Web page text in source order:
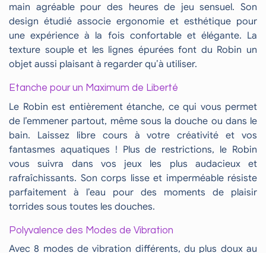
main agréable pour des heures de jeu sensuel. Son
design étudié associe ergonomie et esthétique pour
une expérience à la fois confortable et élégante. La
texture souple et les lignes épurées font du Robin un
objet aussi plaisant à regarder qu’à utiliser.
Etanche pour un Maximum de Liberté
Le Robin est entièrement étanche, ce qui vous permet
de l’emmener partout, même sous la douche ou dans le
bain. Laissez libre cours à votre créativité et vos
fantasmes aquatiques ! Plus de restrictions, le Robin
vous suivra dans vos jeux les plus audacieux et
rafraîchissants. Son corps lisse et imperméable résiste
parfaitement à l’eau pour des moments de plaisir
torrides sous toutes les douches.
Polyvalence des Modes de Vibration
Avec 8 modes de vibration différents, du plus doux au